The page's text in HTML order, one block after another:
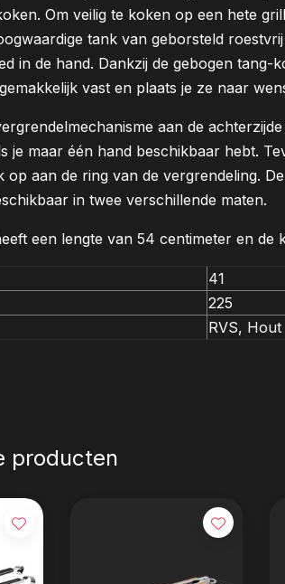
Om veilig te koken op een hete
tank van geborsteld
in de hand. Dankzij de gebogen tang-
vast en plaats je ze naar
aan de
je maar één hand beschikbaar hebt.
op aan de ring van de vergrendeling.
in twee verschillende maten.
een lengte van 54 centimeter en de
41
225
RVS, Hout
producten